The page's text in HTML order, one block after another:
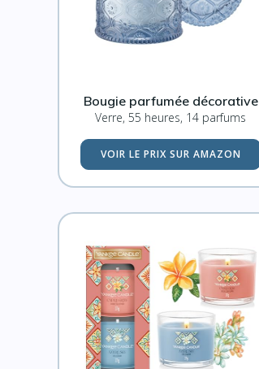
Bougie parfumée décorative
Verre, 55 heures, 14 parfums
VOIR LE PRIX SUR AMAZON